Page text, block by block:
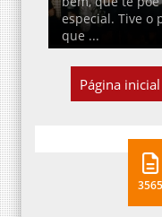
especial. Tive o
que ...
Página inicial
3565